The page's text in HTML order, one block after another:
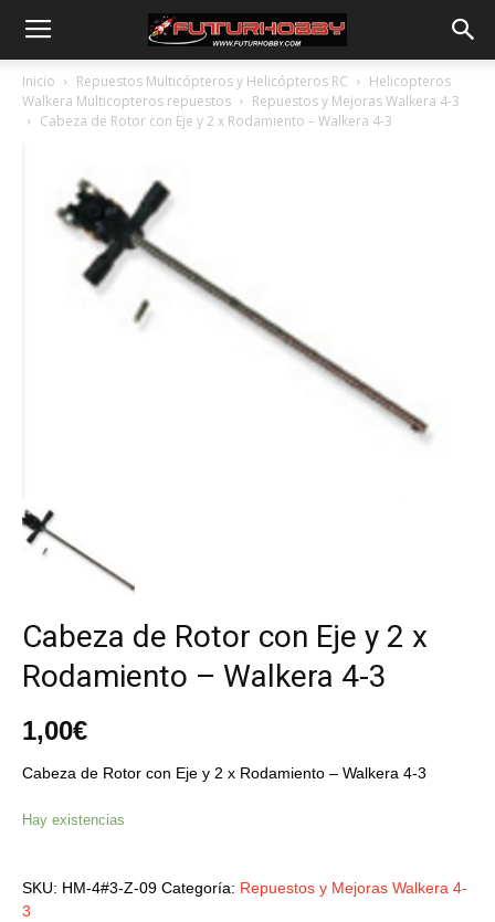
Inicio Repuestos Multicópteros y Helicópteros RC
Helicopteros
Walkera Multicopteros repuestos
Repuestos y Mejoras Walkera 4-3
Cabeza de Rotor con Eje y 2 x Rodamiento – Walkera 4-3
Cabeza de Rotor con Eje y 2 x
Rodamiento – Walkera 4-3
1,00€
Cabeza de Rotor con Eje y 2 x Rodamiento – Walkera 4-3
Hay existencias
SKU: HM-4#3-Z-09 Categoría: Repuestos y Mejoras Walkera 4-
3